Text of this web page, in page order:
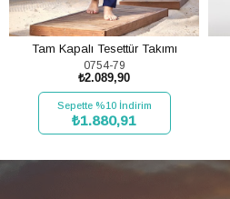
Tam Kapalı Tesettür Takımı
0754-79
₺2.089,90
Sepette %10 İndirim
₺1.880,91
SEPETE EKLE